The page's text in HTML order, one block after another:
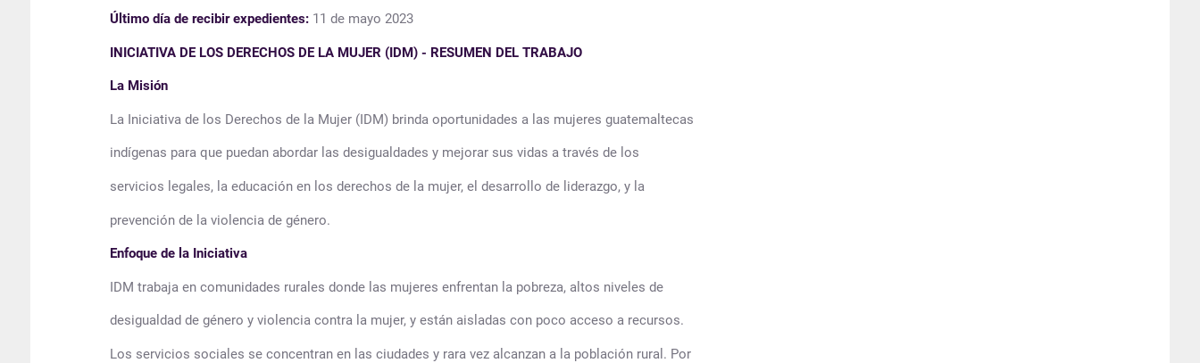
Último día de recibir expedientes: 11 de mayo 2023
INICIATIVA DE LOS DERECHOS DE LA MUJER (IDM) - RESUMEN DEL TRABAJO
La Misión
La Iniciativa de los Derechos de la Mujer (IDM) brinda oportunidades a las mujeres guatemaltecas
indígenas para que puedan abordar las desigualdades y mejorar sus vidas a través de los
servicios legales, la educación en los derechos de la mujer, el desarrollo de liderazgo, y la
prevención de la violencia de género.
Enfoque de la Iniciativa
IDM trabaja en comunidades rurales donde las mujeres enfrentan la pobreza, altos niveles de
desigualdad de género y violencia contra la mujer, y están aisladas con poco acceso a recursos.
Los servicios sociales se concentran en las ciudades y rara vez alcanzan a la población rural. Por